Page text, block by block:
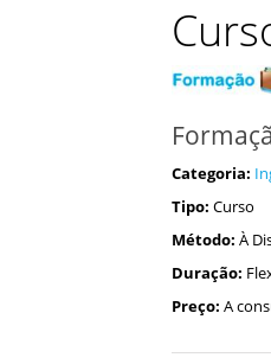
Categoria:
Tipo: Curso
Método: À
Duração:
Preço: A